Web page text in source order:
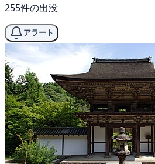
255件の出没
アラート